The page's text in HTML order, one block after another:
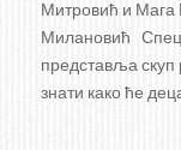
Митровић и Мага
Милановић
представља
знати како ће